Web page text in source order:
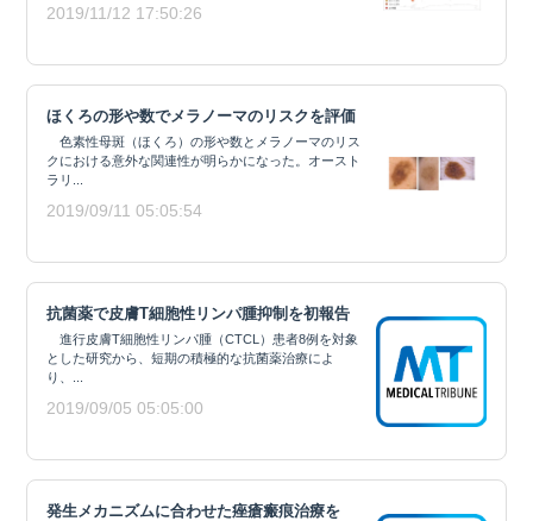
2019/11/12 17:50:26
ほくろの形や数でメラノーマのリスクを評価
色素性母斑（ほくろ）の形や数とメラノーマのリス
クにおける意外な関連性が明らかになった。オースト
ラリ...
2019/09/11 05:05:54
抗菌薬で皮膚T細胞性リンパ腫抑制を初報告
進行皮膚T細胞性リンパ腫（CTCL）患者8例を対象
とした研究から、短期の積極的な抗菌薬治療によ
り、...
2019/09/05 05:05:00
発生メカニズムに合わせた痤瘡瘢痕治療を